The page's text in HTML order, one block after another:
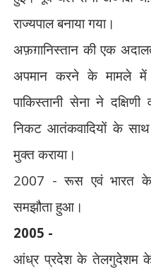
राज्यपाल बनाया गया।
अफ़ग़ानिस्तान की एक
अपमान करने के मामले में
पाकिस्तानी सेना ने
निकट आतंकवादियों के
मुक्त कराया।
2007 -रूस एवं भारत के
समझौता हुआ।
2005 -
आंध्र प्रदेश के तेलगुदेशम के